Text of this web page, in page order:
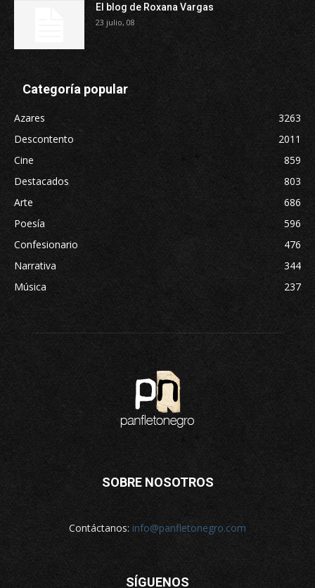
El blog de Roxana Vargas
23 julio, 08
Categoría popular
Azares
3263
Descontento
2011
Cine
859
Destacados
803
Arte
686
Poesía
596
Confesionario
476
Narrativa
344
Música
237
SOBRE NOSOTROS
Contáctanos: info@panfletonegro.com
SÍGUENOS